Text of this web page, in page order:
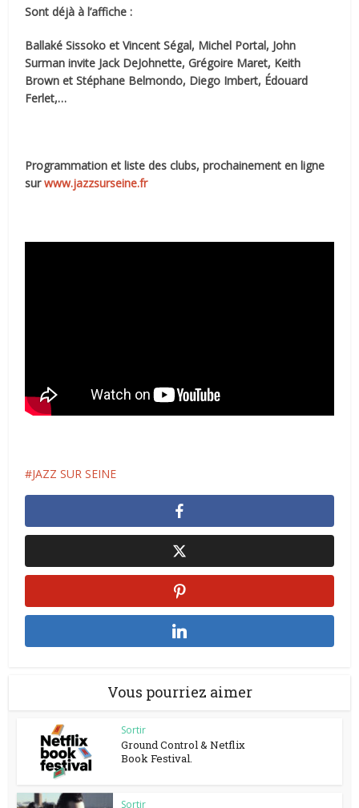
Sont déjà à l’affiche :
Ballaké Sissoko et Vincent Ségal, Michel Portal, John
Surman invite Jack DeJohnette, Grégoire Maret, Keith
Brown et Stéphane Belmondo, Diego Imbert, Édouard
Ferlet,…
Programmation et liste des clubs, prochainement en ligne
surwww.jazzsurseine.fr
JAZZ SUR SEINE
Vous pourriez aimer
Sortir
Ground Control & Netflix
Book Festival.
Sortir